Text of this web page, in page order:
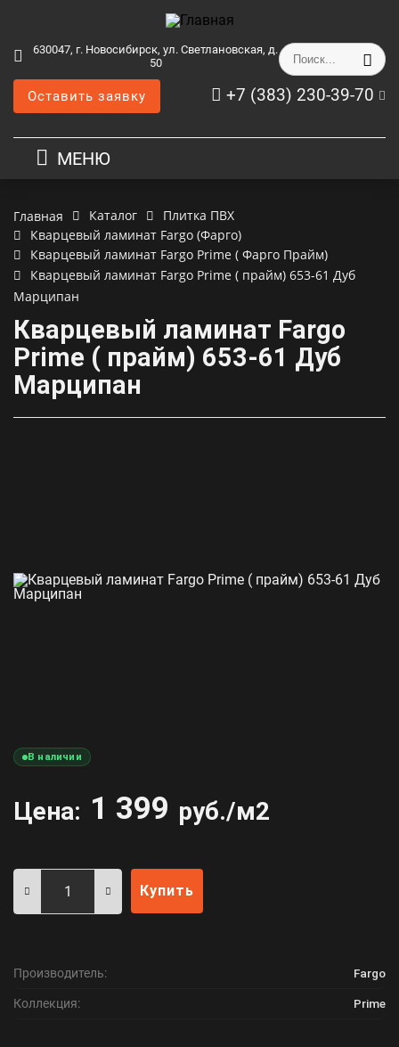
630047, г. Новосибирск, ул. Светлановская, д.
50
+7 (383) 230-39-70
Оставить заявку
МЕНЮ
Главная Каталог
Плитка ПВХ
Кварцевый ламинат Fargo (Фарго)
Кварцевый ламинат Fargo Prime ( Фарго Прайм)
Кварцевый ламинат Fargo Prime ( прайм) 653-61 Дуб
Марципан
Кварцевый ламинат Fargo
Prime ( прайм) 653-61 Дуб
Марципан
В наличии
Цена: 1 399 руб./м2
Купить
Производитель: Fargo
Коллекция: Prime